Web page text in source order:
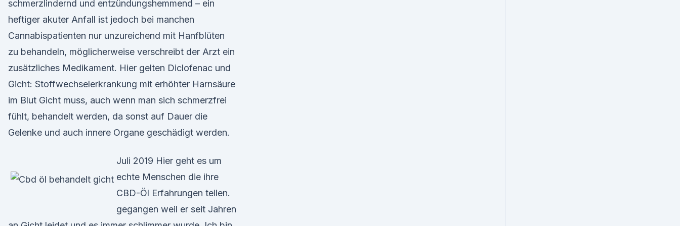
schmerzlindernd und entzündungshemmend – ein
heftiger akuter Anfall ist jedoch bei manchen
Cannabispatienten nur unzureichend mit Hanfblüten
zu behandeln, möglicherweise verschreibt der Arzt ein
zusätzliches Medikament. Hier gelten Diclofenac und
Gicht: Stoffwechselerkrankung mit erhöhter Harnsäure
im Blut Gicht muss, auch wenn man sich schmerzfrei
fühlt, behandelt werden, da sonst auf Dauer die
Gelenke und auch innere Organe geschädigt werden.
Juli 2019 Hier geht es um
echte Menschen die ihre
CBD-Öl Erfahrungen teilen.
gegangen weil er seit Jahren